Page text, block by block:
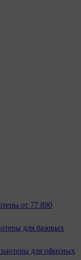
от 77 890
для базовых
для офисных